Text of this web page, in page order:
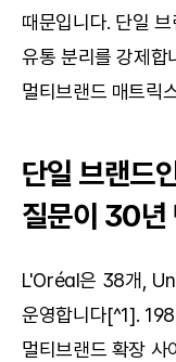
때문입니다. 단일 브
유통 분리를 강제합
멀티브랜드 매트릭
단일 브랜드
질문이 30년
L'Oréal은 38개,
운영합니다[^1].
멀티브랜드 확장 사